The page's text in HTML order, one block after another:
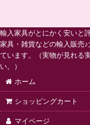
輸入家具がとにかく安いと
家具・雑貨などの輸入販売
ています。（実物が見れる
い。）
ホーム
ショッピングカート
マイページ